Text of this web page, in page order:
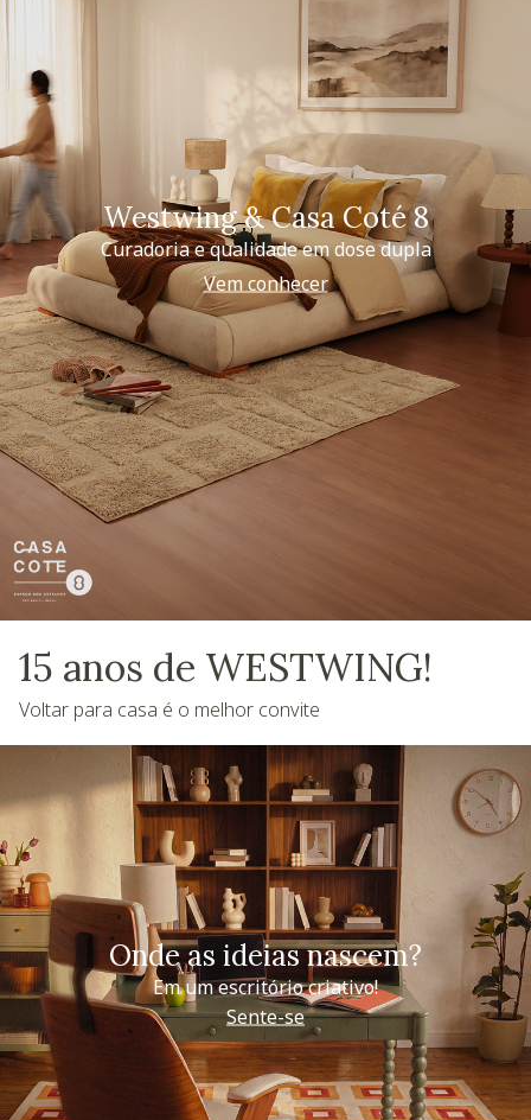
Westwing & Casa Coté 8
Curadoria e qualidade em dose dupla
Vem conhecer
15 anos de WESTWING!
Voltar para casa é o melhor convite
Onde as ideias nascem?
Em um escritório criativo!
Sente-se